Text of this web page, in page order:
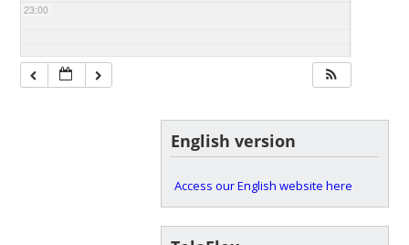
23:00
English version
Access our English website here